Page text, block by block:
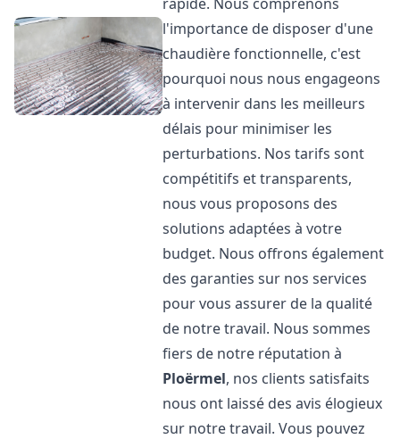
l'importance de disposer d'une
chaudière fonctionnelle, c'est
pourquoi nous nous engageons
à intervenir dans les meilleurs
délais pour minimiser les
perturbations. Nos tarifs sont
compétitifs et transparents,
nous vous proposons des
solutions adaptées à votre
budget. Nous offrons également
des garanties sur nos services
pour vous assurer de la qualité
de notre travail. Nous sommes
fiers de notre réputation à
Ploërmel, nos clients satisfaits
nous ont laissé des avis élogieux
sur notre travail. Vous pouvez